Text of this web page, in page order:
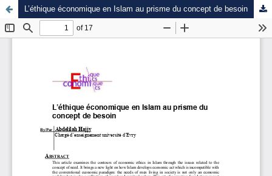
L’éthique économique en Islam au prisme du concept de besoin